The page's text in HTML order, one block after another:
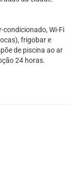
condicionado, Wi-Fi
frigobar e
de piscina ao ar
24 horas.